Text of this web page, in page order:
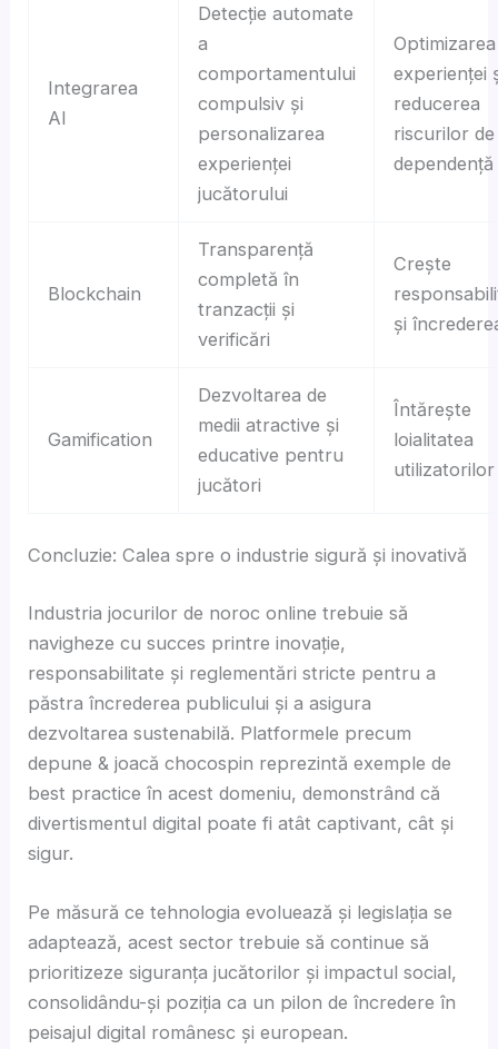
Integrarea
AI
Detecție automate
a
comportamentului
compulsiv și
personalizarea
experienței
jucătorului
Optimizarea
experienței
reducerea
riscurilor de
dependență
Blockchain
Transparență
completă în
tranzacții și
verificări
Crește
și
Gamification
Dezvoltarea de
medii atractive și
educative pentru
jucători
Întărește
loialitatea
utilizatorilor
Concluzie: Calea spre o industrie sigură și inovativă
Industria jocurilor de noroc online trebuie să
navigheze cu succes printre inovație,
responsabilitate și reglementări stricte pentru a
păstra încrederea publicului și a asigura
dezvoltarea sustenabilă. Platformele precum
depune & joacă chocospin reprezintă exemple de
best practice în acest domeniu, demonstrând că
divertismentul digital poate fi atât captivant, cât și
sigur.
Pe măsură ce tehnologia evoluează și legislația se
adaptează, acest sector trebuie să continue să
prioritizeze siguranța jucătorilor și impactul social,
consolidându-și poziția ca un pilon de încredere în
peisajul digital românesc și european.